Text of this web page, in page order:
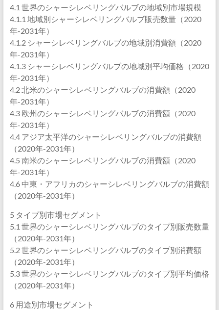
4.1 世界のシャーシレベリングバルブの地域別市場規模
4.1.1 地域別シャーシレベリングバルブ販売数量（2020
年-2031年）
4.1.2 シャーシレベリングバルブの地域別消費額（2020
年-2031年）
4.1.3 シャーシレベリングバルブの地域別平均価格（2020
年-2031年）
4.2 北米のシャーシレベリングバルブの消費額（2020
年-2031年）
4.3 欧州のシャーシレベリングバルブの消費額（2020
年-2031年）
4.4 アジア太平洋のシャーシレベリングバルブの消費額
（2020年-2031年）
4.5 南米のシャーシレベリングバルブの消費額（2020
年-2031年）
4.6 中東・アフリカのシャーシレベリングバルブの消費額
（2020年-2031年）
5 タイプ別市場セグメント
5.1 世界のシャーシレベリングバルブのタイプ別販売数量
（2020年-2031年）
5.2 世界のシャーシレベリングバルブのタイプ別消費額
（2020年-2031年）
5.3 世界のシャーシレベリングバルブのタイプ別平均価格
（2020年-2031年）
6 用途別市場セグメント